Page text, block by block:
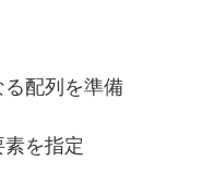
配列を準備
を指定